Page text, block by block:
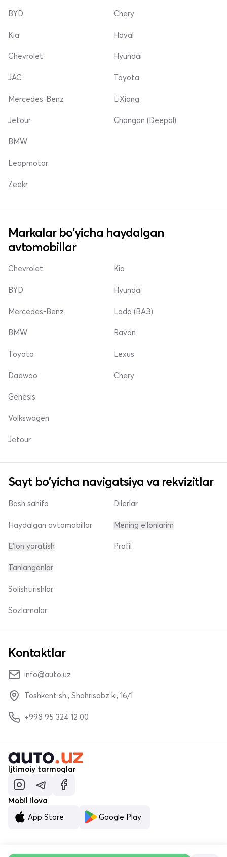
BYD
Kia
Chevrolet
Chery
Haval
Hyundai
JAC
Mercedes-Benz
Jetour
Toyota
LiXiang
Changan (Deepal)
BMW
Leapmotor
Zeekr
Markalar bo'yicha haydalgan
avtomobillar
Chevrolet
BYD
Mercedes-Benz
Kia
Hyundai
Lada (ВАЗ)
BMW
Toyota
Daewoo
Ravon
Lexus
Chery
Genesis
Volkswagen
Jetour
Sayt bo'yicha navigatsiya va rekvizitlar
Bosh sahifa
Haydalgan avtomobillar
E'lon yaratish
Dilerlar
Mening e'lonlarim
Profil
Tanlanganlar
Solishtirishlar
Sozlamalar
Kontaktlar
info@auto.uz
Toshkent sh., Shahrisabz k., 16/1
+998 95 324 12 00
Ijtimoiy tarmoqlar
Mobil ilova
App Store
Google Play